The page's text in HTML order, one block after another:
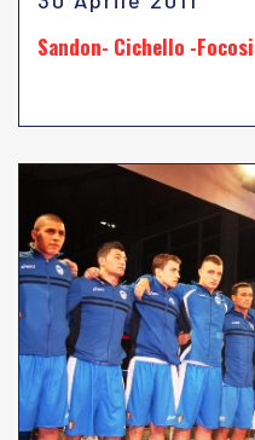
Sandon- Cichello -Focosi